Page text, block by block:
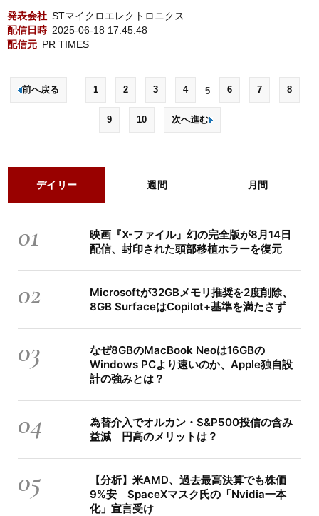
発表会社 STマイクロエレクトロニクス
配信日時 2025-06-18 17:45:48
配信元 PR TIMES
前へ戻る 1 2 3 4 5 6 7 8
9 10 次へ進む
デイリー 週間 月間
01
映画『X-ファイル』幻の完全版が8月14日
配信、封印された頭部移植ホラーを復元
02
Microsoftが32GBメモリ推奨を2度削除、
8GB SurfaceはCopilot+基準を満たさず
03
なぜ8GBのMacBook Neoは16GBの
Windows PCより速いのか、Apple独自設
計の強みとは？
04
為替介入でオルカン・S&P500投信の含み
益減 円高のメリットは？
05
【分析】米AMD、過去最高決算でも株価
9%安 SpaceXマスク氏の「Nvidia一本
化」宣言受け